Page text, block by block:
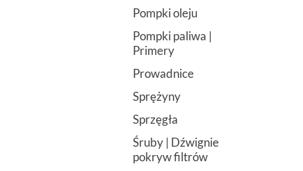
Pompki oleju
Pompki paliwa |
Primery
Prowadnice
Sprężyny
Sprzęgła
Śruby | Dźwignie
pokryw filtrów